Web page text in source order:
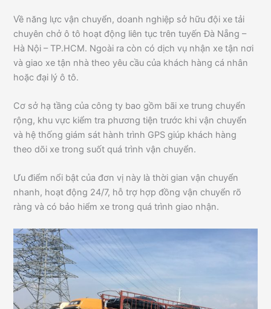
Về năng lực vận chuyển, doanh nghiệp sở hữu đội xe tải
chuyên chở ô tô hoạt động liên tục trên tuyến Đà Nẵng –
Hà Nội – TP.HCM. Ngoài ra còn có dịch vụ nhận xe tận nơi
và giao xe tận nhà theo yêu cầu của khách hàng cá nhân
hoặc đại lý ô tô.
Cơ sở hạ tầng của công ty bao gồm bãi xe trung chuyển
rộng, khu vực kiểm tra phương tiện trước khi vận chuyển
và hệ thống giám sát hành trình GPS giúp khách hàng
theo dõi xe trong suốt quá trình vận chuyển.
Ưu điểm nổi bật của đơn vị này là thời gian vận chuyển
nhanh, hoạt động 24/7, hỗ trợ hợp đồng vận chuyển rõ
ràng và có bảo hiểm xe trong quá trình giao nhận.